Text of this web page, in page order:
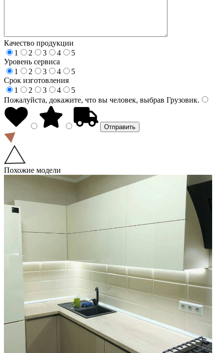
Качество продукции
1
2 3 4
5
Уровень сервиса
1
2 3 4
5
Срок изготовления
1
2 3 4
5
Пожалуйста, докажите, что вы человек, выбрав Грузовик.
Похожие модели